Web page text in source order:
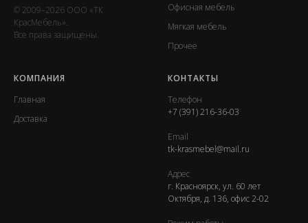
© 2009–2026 ООО «ТК
КрасМебель».
Все права защищены.
Офисная мебель
Мягкая мебель
Прочее
КОМПАНИЯ
Главная
Доставка
КОНТАКТЫ
Телефон
+7 (391) 216-36-03
Email
tk-krasmebel@mail.ru
Адрес
г. Красноярск, ул. 60 лет
Октября, д. 136, офис 2-02